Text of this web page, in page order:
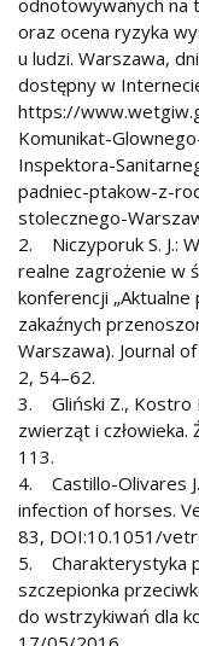
oraz ocena ryzyka
u ludzi. Warszawa,
dostępny w
https://
Komunikat-
Inspektora-
padniec-ptakow-z-
stolecznego-
2. Niczyporuk S. J.:
realne zagrożenie w
konferencji
zakaźnych
Warszawa). Journal
2, 54–62.
3. Gliński Z., Kostro
zwierząt i
113.
4. Castillo-Olivares
infection of horses.
83, DOI:10.1051/
5. Charakterystyka
szczepionka
do wstrzykiwań dla